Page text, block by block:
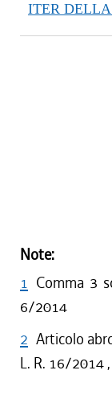
ITER
Note:
1 Comma 3
6/2014
2 Articolo
L. R. 16/2014